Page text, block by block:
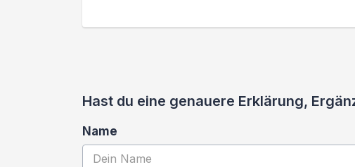
Hast du eine genauere Erklärung,
Name